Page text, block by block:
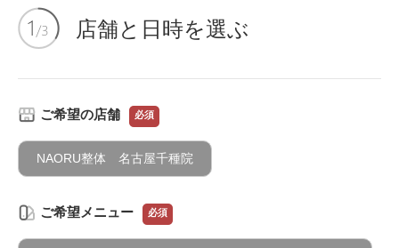
店舗と日時を選ぶ
ご希望の店舗 必須
NAORU整体 名古屋千種院
ご希望メニュー 必須